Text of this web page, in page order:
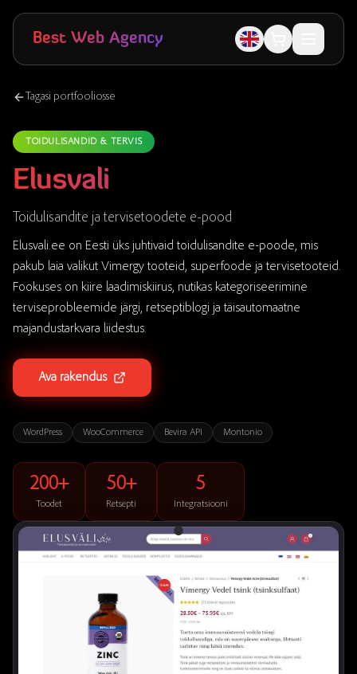
Best Web Agency
Tagasi portfooliosse
TOIDULISANDID & TERVIS
Elusvali
Toidulisandite ja tervisetoodete e-pood
Elusvali.ee on Eesti üks juhtivaid toidulisandite e-poode, mis
pakub laia valikut Vimergy tooteid, superfoode ja tervisetooteid.
Fookuses on kiire laadimiskiirus, nutikas kategoriseerimine
terviseprobleemide järgi, retseptiblogi ja täisautomaatne
majandustarkvara liidestus.
Ava rakendus
WordPress WooCommerce Bevira API Montonio
200+
Toodet
50+
Retsepti
5
Integratsiooni